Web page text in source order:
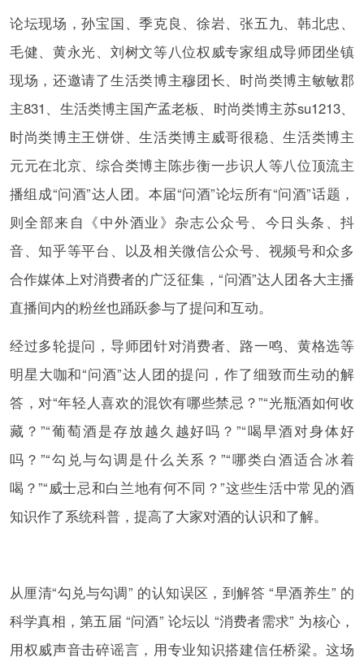
论坛现场，孙宝国、季克良、徐岩、张五九、韩北忠、
毛健、黄永光、刘树文等八位权威专家组成导师团坐镇
现场，还邀请了生活类博主穆团长、时尚类博主敏敏郡
主831、生活类博主国产孟老板、时尚类博主苏su1213、
时尚类博主王饼饼、生活类博主威哥很稳、生活类博主
元元在北京、综合类博主陈步衡一步识人等八位顶流主
播组成“问酒”达人团。本届“问酒”论坛所有“问酒”话题，
则全部来自《中外酒业》杂志公众号、今日头条、抖
音、知乎等平台、以及相关微信公众号、视频号和众多
合作媒体上对消费者的广泛征集，“问酒”达人团各大主播
直播间内的粉丝也踊跃参与了提问和互动。
经过多轮提问，导师团针对消费者、路一鸣、黄格选等
明星大咖和“问酒”达人团的提问，作了细致而生动的解
答，对“年轻人喜欢的混饮有哪些禁忌？”“光瓶酒如何收
藏？”“葡萄酒是存放越久越好吗？”“喝早酒对身体好
吗？”“勾兑与勾调是什么关系？”“哪类白酒适合冰着
喝？”“威士忌和白兰地有何不同？”这些生活中常见的酒
知识作了系统科普，提高了大家对酒的认识和了解。
从厘清“勾兑与勾调” 的认知误区，到解答 “早酒养生” 的
科学真相，第五届 “问酒” 论坛以 “消费者需求” 为核心，
用权威声音击碎谣言，用专业知识搭建信任桥梁。这场